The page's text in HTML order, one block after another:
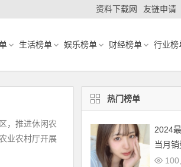
资料下载网 友链申请
生活榜单 娱乐榜单 财经榜单 行业榜
，推进休闲农
业农村厅开展
热门榜单
2024
当月
优新